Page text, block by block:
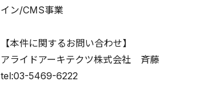
イン/CMS事業
【本件に関するお問い合わせ】
アライドアーキテクツ株式会社 斉藤
tel:03-5469-6222